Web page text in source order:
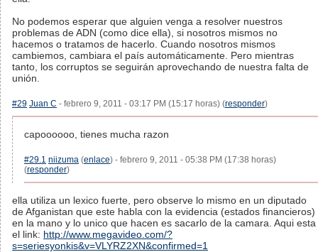
No podemos esperar que alguien venga a resolver nuestros
problemas de ADN (como dice ella), si nosotros mismos no
hacemos o tratamos de hacerlo. Cuando nosotros mismos
cambiemos, cambiara el país automáticamente. Pero mientras
tanto, los corruptos se seguirán aprovechando de nuestra falta de
unión.
#29 Juan C - febrero 9, 2011 - 03:17 PM (15:17 horas) (responder)
capoooooo, tienes mucha razon
#29.1 niizuma (enlace) - febrero 9, 2011 - 05:38 PM (17:38 horas)
(responder)
ella utiliza un lexico fuerte, pero observe lo mismo en un diputado
de Afganistan que este habla con la evidencia (estados financieros)
en la mano y lo unico que hacen es sacarlo de la camara. Aqui esta
el link: http://www.megavideo.com/?
s=seriesyonkis&v=VLYRZ2XN&confirmed=1